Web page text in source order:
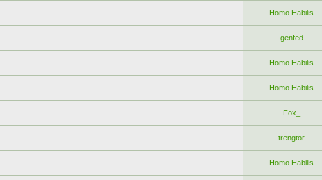
Homo Habilis
genfed
Homo Habilis
Homo Habilis
Fox_
trengtor
Homo Habilis